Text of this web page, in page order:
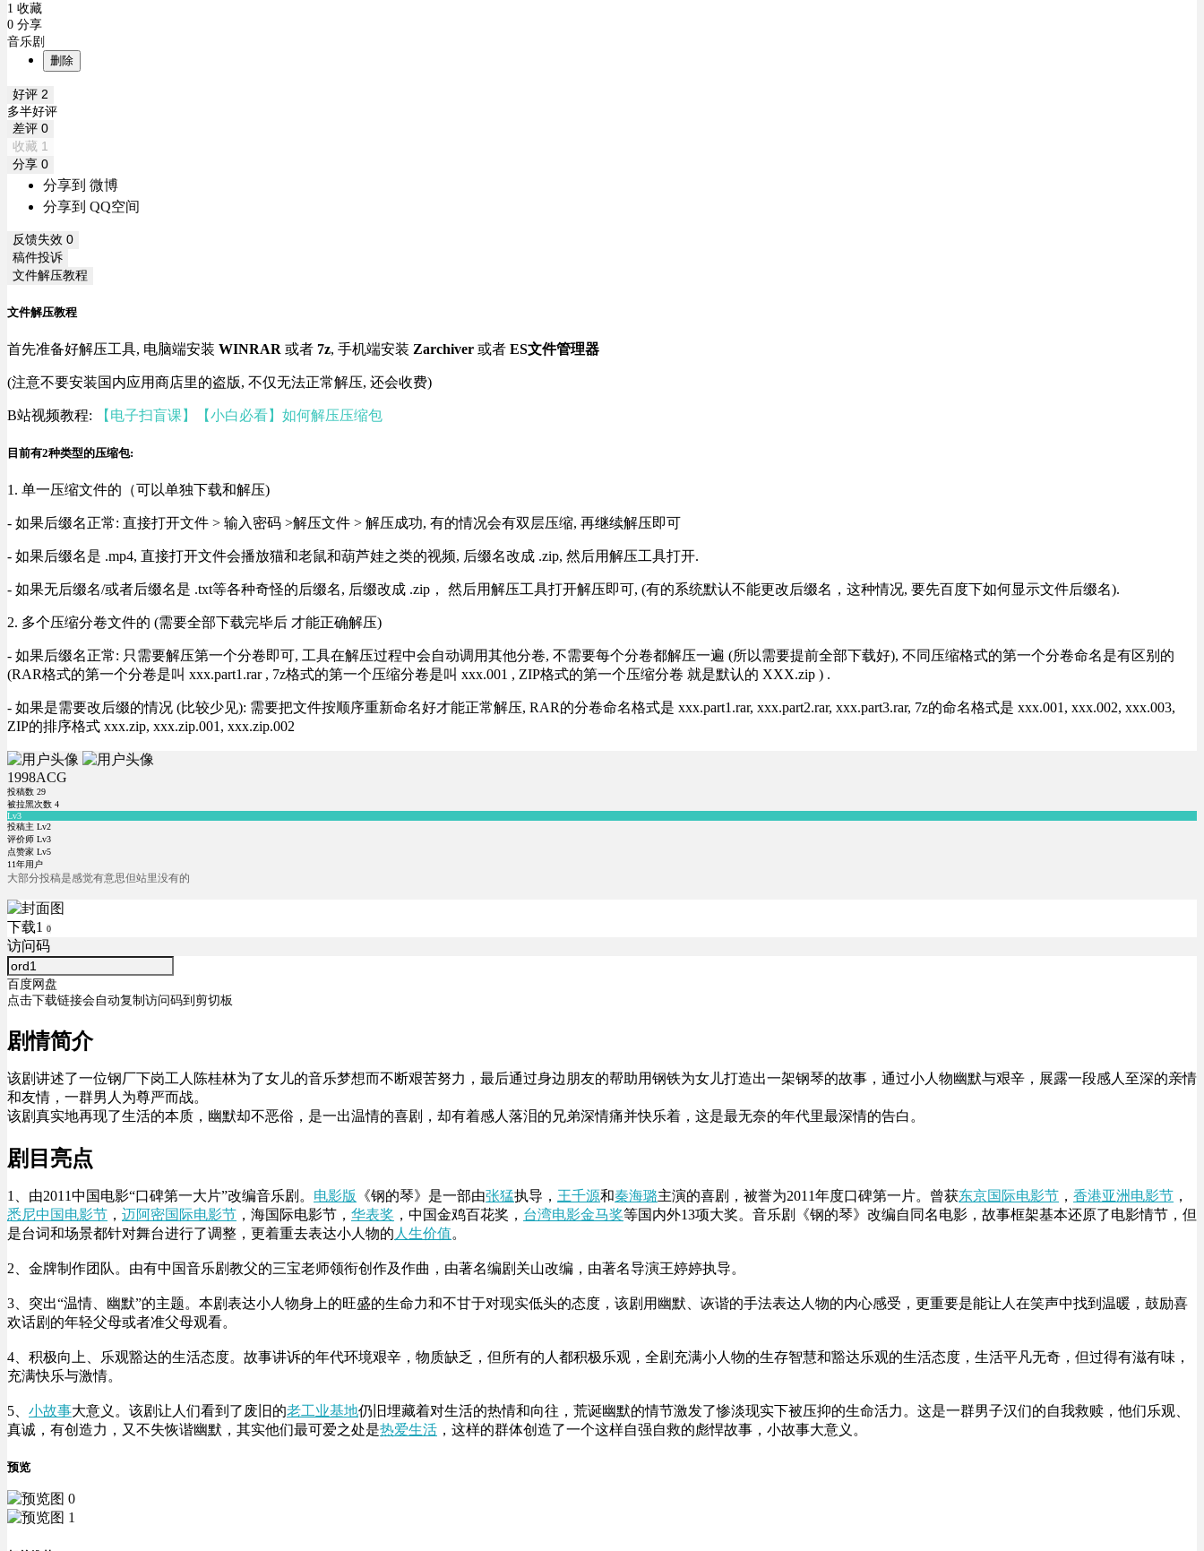
1 收藏
0 分享
音乐剧
删除
好评 2
多半好评
差评 0
收藏 1
分享 0
分享到 微博
分享到 QQ空间
反馈失效 0
稿件投诉
文件解压教程
文件解压教程
首先准备好解压工具, 电脑端安装 WINRAR 或者 7z, 手机端安装 Zarchiver 或者 ES文件管理器
(注意不要安装国内应用商店里的盗版, 不仅无法正常解压, 还会收费)
B站视频教程: 【电子扫盲课】【小白必看】如何解压压缩包
目前有2种类型的压缩包:
1. 单一压缩文件的（可以单独下载和解压)
- 如果后缀名正常: 直接打开文件 > 输入密码 >解压文件 > 解压成功, 有的情况会有双层压缩, 再继续解压即可
- 如果后缀名是 .mp4, 直接打开文件会播放猫和老鼠和葫芦娃之类的视频, 后缀名改成 .zip, 然后用解压工具打开.
- 如果无后缀名/或者后缀名是 .txt等各种奇怪的后缀名, 后缀改成 .zip， 然后用解压工具打开解压即可, (有的系统默认不能更改后缀名，这种情况, 要先百度下如何显示文件后缀名).
2. 多个压缩分卷文件的 (需要全部下载完毕后 才能正确解压)
- 如果后缀名正常: 只需要解压第一个分卷即可, 工具在解压过程中会自动调用其他分卷, 不需要每个分卷都解压一遍 (所以需要提前全部下载好), 不同压缩格式的第一个分卷命名是有区别的
(RAR格式的第一个分卷是叫 xxx.part1.rar , 7z格式的第一个压缩分卷是叫 xxx.001 , ZIP格式的第一个压缩分卷 就是默认的 XXX.zip ) .
- 如果是需要改后缀的情况 (比较少见): 需要把文件按顺序重新命名好才能正常解压, RAR的分卷命名格式是 xxx.part1.rar, xxx.part2.rar, xxx.part3.rar, 7z的命名格式是 xxx.001, xxx.002, xxx.003,
ZIP的排序格式 xxx.zip, xxx.zip.001, xxx.zip.002
1998ACG
投稿数 29
被拉黑次数 4
Lv3
投稿主 Lv2
评价师 Lv3
点赞家 Lv5
11年用户
大部分投稿是感觉有意思但站里没有的
下载1 0
访问码
百度网盘
点击下载链接会自动复制访问码到剪切板
剧情简介
该剧讲述了一位钢厂下岗工人陈桂林为了女儿的音乐梦想而不断艰苦努力，最后通过身边朋友的帮助用钢铁为女儿打造出一架钢琴的故事，通过小人物幽默与艰辛，展露一段感人至深的亲情
和友情，一群男人为尊严而战。
该剧真实地再现了生活的本质，幽默却不恶俗，是一出温情的喜剧，却有着感人落泪的兄弟深情痛并快乐着，这是最无奈的年代里最深情的告白。
剧目亮点
1、由2011中国电影“口碑第一大片”改编音乐剧。 电影版 《钢的琴》是一部由张猛执导， 王千源和秦海璐主演的喜剧，被誉为2011年度口碑第一片。曾获东京国际电影节 ， 香港亚洲电影节 ，
悉尼中国电影节 ， 迈阿密国际电影节 ，海国际电影节， 华表奖 ，中国金鸡百花奖， 台湾电影金马奖等国内外13项大奖。音乐剧《钢的琴》改编自同名电影，故事框架基本还原了电影情节，但
是台词和场景都针对舞台进行了调整，更着重去表达小人物的 人生价值。
2、金牌制作团队。由有中国音乐剧教父的三宝老师领衔创作及作曲，由著名编剧关山改编，由著名导演王婷婷执导。
3、突出“温情、幽默”的主题。本剧表达小人物身上的旺盛的生命力和不甘于对现实低头的态度，该剧用幽默、诙谐的手法表达人物的内心感受，更重要是能让人在笑声中找到温暖，鼓励喜
欢话剧的年轻父母或者准父母观看。
4、积极向上、乐观豁达的生活态度。故事讲诉的年代环境艰辛，物质缺乏，但所有的人都积极乐观，全剧充满小人物的生存智慧和豁达乐观的生活态度，生活平凡无奇，但过得有滋有味，
充满快乐与激情。
5、 小故事大意义。该剧让人们看到了废旧的老工业基地仍旧埋藏着对生活的热情和向往，荒诞幽默的情节激发了惨淡现实下被压抑的生命活力。这是一群男子汉们的自我救赎，他们乐观、
真诚，有创造力，又不失恢谐幽默，其实他们最可爱之处是热爱生活 ，这样的群体创造了一个这样自强自救的彪悍故事，小故事大意义。
预览